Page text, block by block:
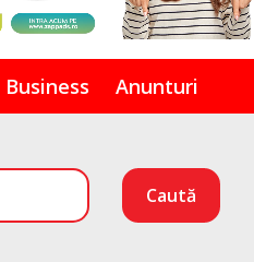
Business Anunturi
Caută